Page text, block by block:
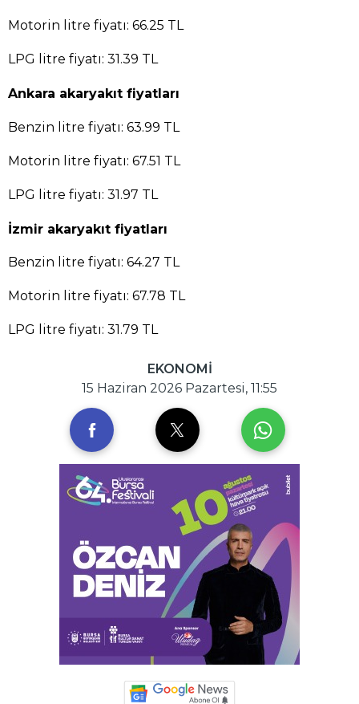
Motorin litre fiyatı: 66.25 TL
LPG litre fiyatı: 31.39 TL
Ankara akaryakıt fiyatları
Benzin litre fiyatı: 63.99 TL
Motorin litre fiyatı: 67.51 TL
LPG litre fiyatı: 31.97 TL
İzmir akaryakıt fiyatları
Benzin litre fiyatı: 64.27 TL
Motorin litre fiyatı: 67.78 TL
LPG litre fiyatı: 31.79 TL
EKONOMİ
15 Haziran 2026 Pazartesi, 11:55